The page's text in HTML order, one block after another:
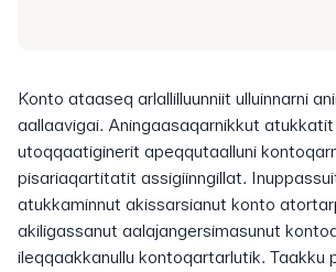
Konto ataaseq arlallilluunniit ulluinnarni
aallaavigai. Aningaasaqarnikkut atukkatit
utoqqaatiginerit apeqqutaalluni
pisariaqartitatit assigiinngillat.
atukkaminnut akissarsianut konto
akiligassanut aalajangersimasunut
ileqqaakkanullu kontoqartarlutik. Taakku